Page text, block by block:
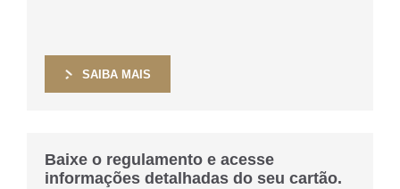
SAIBA MAIS
Baixe o regulamento e acesse
informações detalhadas do seu cartão.